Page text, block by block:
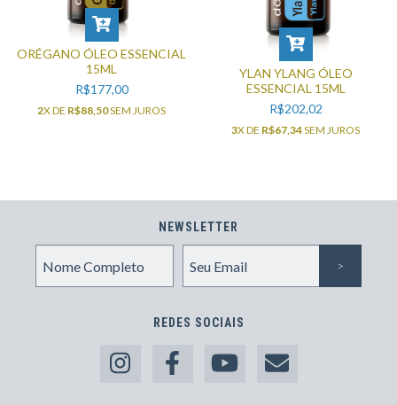
ORÉGANO ÓLEO ESSENCIAL
15ML
R$177,00
2X DE R$88,50SEM JUROS
YLAN YLANG ÓLEO
ESSENCIAL 15ML
R$202,02
3X DE R$67,34SEM JUROS
NEWSLETTER
REDES SOCIAIS